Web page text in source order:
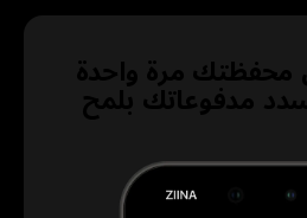
مرة واحدة
مدفوعاتك بلمح